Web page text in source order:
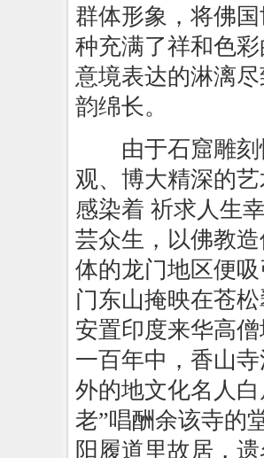
群体形象，将佛
种充满了祥和色
意境表达的淋漓
韵绵长。
由于石窟雕刻
观、博大精深的
感染着 祈求人生
芸众生，以佛教
体的龙门地区便
门东山掩映在苍
安置印度来华高
一百年中，香山
外的地文化名人
老”唱酬余该寺的
阳履道里故居，